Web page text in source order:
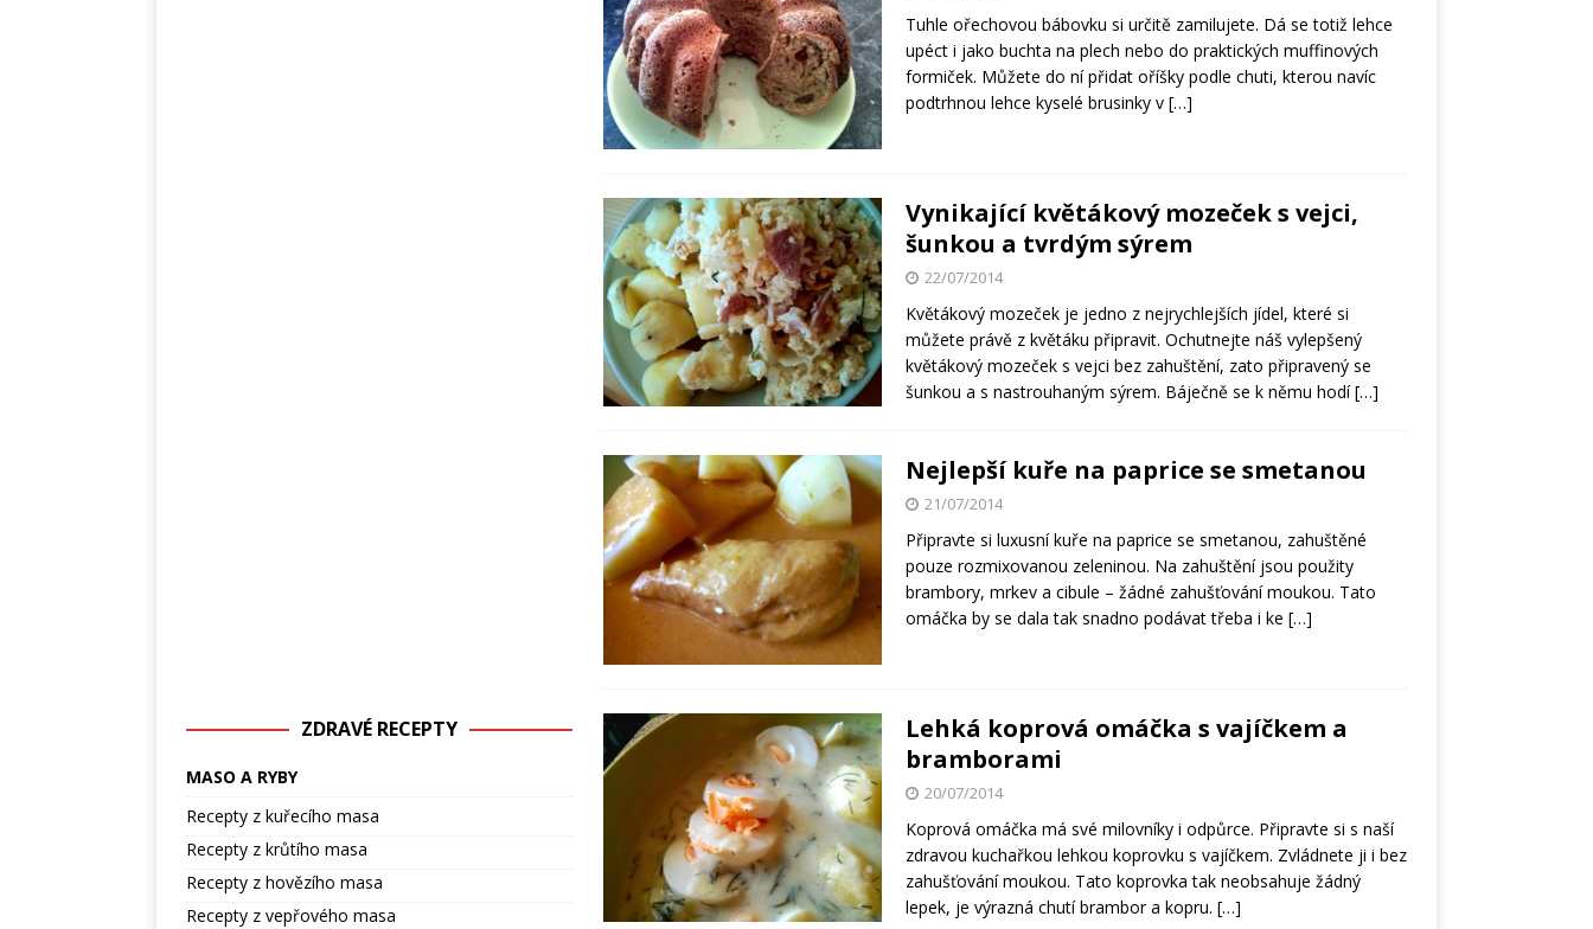
Tuhle ořechovou bábovku si určitě zamilujete. Dá se totiž lehce
upéct i jako buchta na plech nebo do praktických muffinových
formiček. Můžete do ní přidat oříšky podle chuti, kterou navíc
podtrhnou lehce kyselé brusinky v […]
Vynikající květákový mozeček s vejci,
šunkou a tvrdým sýrem
22/07/2014
Květákový mozeček je jedno z nejrychlejších jídel, které si
můžete právě z květáku připravit. Ochutnejte náš vylepšený
květákový mozeček s vejci bez zahuštění, zato připravený se
šunkou a s nastrouhaným sýrem. Báječně se k němu hodí[…]
Nejlepší kuře na paprice se smetanou
21/07/2014
Připravte si luxusní kuře na paprice se smetanou, zahuštěné
pouze rozmixovanou zeleninou. Na zahuštění jsou použity
brambory, mrkev a cibule – žádné zahušťování moukou. Tato
omáčka by se dala tak snadno podávat třeba i ke […]
Lehká koprová omáčka s vajíčkem a
bramborami
20/07/2014
Koprová omáčka má své milovníky i odpůrce. Připravte si s naší
zdravou kuchařkou lehkou koprovku s vajíčkem. Zvládnete ji i bez
zahušťování moukou. Tato koprovka tak neobsahuje žádný
lepek, je výrazná chutí brambor a kopru. […]
ZDRAVÉ RECEPTY
MASO A RYBY
Recepty z kuřecího masa
Recepty z krůtího masa
Recepty z hovězího masa
Recepty z vepřového masa